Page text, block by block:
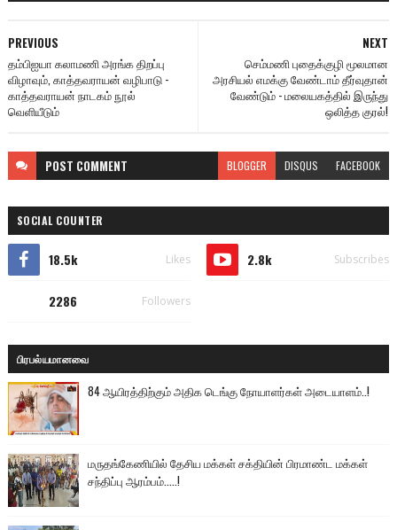
NEXT
செம்மணி புதைக்குழி மூலமான
அரசியல் எமக்கு வேண்டாம் தீர்வுதான்
வேண்டும் - மலையகத்தில் இருந்து
ஒலித்த குரல்!
PREVIOUS
தம்பிஐயா கலாமணி அரங்க திறப்பு
விழாவும், காத்தவராயன் வழிபாடு -
காத்தவராயன் நாடகம் நூல்
வெளியீடும்
POST COMMENT BLOGGER DISQUS FACEBOOK
SOCIAL COUNTER
18.5k Likes 2.8k Subscribes
2286 Followers
பிரபல்யமானவை
84 ஆயிரத்திற்கும் அதிக டெங்கு நோயாளர்கள் அடையாளம்..!
மருதங்கேணியில் தேசிய மக்கள் சக்தியின் பிரமாண்ட மக்கள்
சந்திப்பு ஆரம்பம்.....!